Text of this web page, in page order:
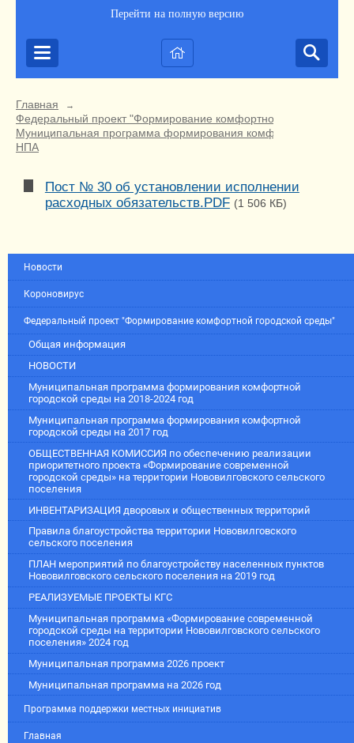
Перейти на полную версию
Главная →
Федеральный проект "Формирование комфортной городской
Муниципальная программа формирования комфортной
НПА
Пост № 30 об установлении исполнении
расходных обязательств.PDF (1 506 КБ)
Новости
Короновирус
Федеральный проект "Формирование комфортной городской среды"
Общая информация
НОВОСТИ
Муниципальная программа формирования комфортной
городской среды на 2018-2024 год
Муниципальная программа формирования комфортной
городской среды на 2017 год
ОБЩЕСТВЕННАЯ КОМИССИЯ по обеспечению реализации
приоритетного проекта «Формирование современной
городской среды» на территории Нововилговского сельского
поселения
ИНВЕНТАРИЗАЦИЯ дворовых и общественных территорий
Правила благоустройства территории Нововилговского
сельского поселения
ПЛАН мероприятий по благоустройству населенных пунктов
Нововилговского сельского поселения на 2019 год
РЕАЛИЗУЕМЫЕ ПРОЕКТЫ КГС
Муниципальная программа «Формирование современной
городской среды на территории Нововилговского сельского
поселения» 2024 год
Муниципальная программа 2026 проект
Муниципальная программа на 2026 год
Программа поддержки местных инициатив
Главная